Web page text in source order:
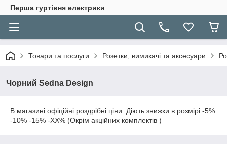
Перша гуртівня електрики
Товари та послуги Розетки, вимикачі та аксесуари
Чорний Sedna Design
В магазині офіційні роздрібні ціни. Діють знижки в розмірі -5%
-10% -15% -ХХ% (Окрім акційних комплектів )